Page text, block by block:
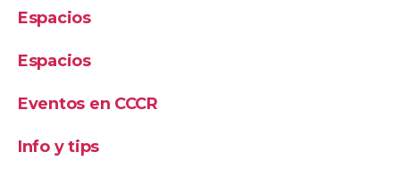
Espacios
Espacios
Eventos en CCCR
Info y tips